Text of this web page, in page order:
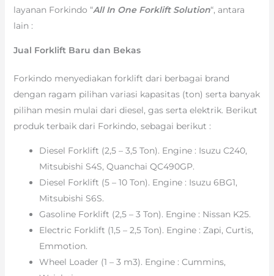
layanan Forkindo “All In One Forklift Solution“, antara
lain :
Jual Forklift Baru dan Bekas
Forkindo menyediakan forklift dari berbagai brand
dengan ragam pilihan variasi kapasitas (ton) serta banyak
pilihan mesin mulai dari diesel, gas serta elektrik. Berikut
produk terbaik dari Forkindo, sebagai berikut :
Diesel Forklift (2,5 – 3,5 Ton). Engine : Isuzu C240,
Mitsubishi S4S, Quanchai QC490GP.
Diesel Forklift (5 – 10 Ton). Engine : Isuzu 6BG1,
Mitsubishi S6S.
Gasoline Forklift (2,5 – 3 Ton). Engine : Nissan K25.
Electric Forklift (1,5 – 2,5 Ton). Engine : Zapi, Curtis,
Emmotion.
Wheel Loader (1 – 3 m3). Engine : Cummins,